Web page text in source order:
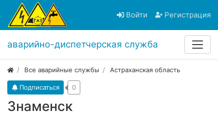
Войти Регистрация
аварийно-диспетчерская служба
Все аварийные службы Астраханская область
Знаменск
Подписаться 0